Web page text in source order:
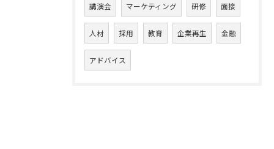
講演会 マーケティング 研修 面接
人材 採用 教育 企業再生 金融
アドバイス